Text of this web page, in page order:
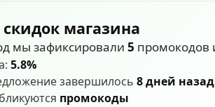
магазина
мы зафиксировали 5 промокодов
5.8%
завершилось 8 дней назад
промокоды